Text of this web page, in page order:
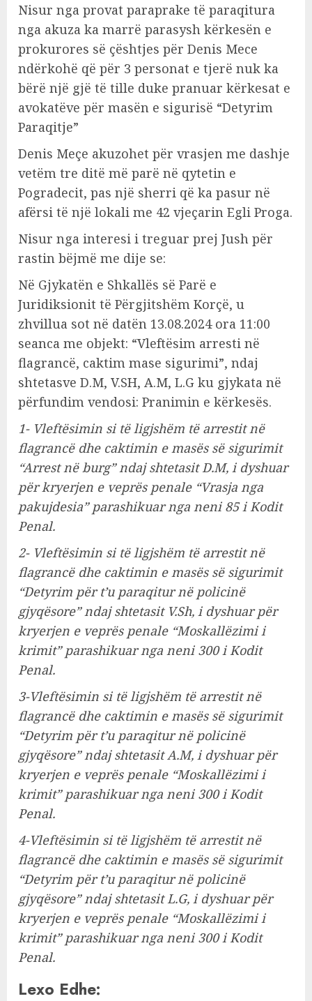
Nisur nga provat paraprake të paraqitura
nga akuza ka marrë parasysh kërkesën e
prokurores së çështjes për Denis Mece
ndërkohë që për 3 personat e tjerë nuk ka
bërë një gjë të tille duke pranuar kërkesat e
avokatëve për masën e sigurisë “Detyrim
Paraqitje”
Denis Meçe akuzohet për vrasjen me dashje
vetëm tre ditë më parë në qytetin e
Pogradecit, pas një sherri që ka pasur në
afërsi të një lokali me 42 vjeçarin Egli Proga.
Nisur nga interesi i treguar prej Jush për
rastin bëjmë me dije se:
Në Gjykatën e Shkallës së Parë e
Juridiksionit të Përgjitshëm Korçë, u
zhvillua sot në datën 13.08.2024 ora 11:00
seanca me objekt: “Vleftësim arresti në
flagrancë, caktim mase sigurimi”, ndaj
shtetasve D.M, V.SH, A.M, L.G ku gjykata në
përfundim vendosi: Pranimin e kërkesës.
1- Vleftësimin si të ligjshëm të arrestit në
flagrancë dhe caktimin e masës së sigurimit
“Arrest në burg” ndaj shtetasit D.M, i dyshuar
për kryerjen e veprës penale “Vrasja nga
pakujdesia” parashikuar nga neni 85 i Kodit
Penal.
2- Vleftësimin si të ligjshëm të arrestit në
flagrancë dhe caktimin e masës së sigurimit
“Detyrim për t’u paraqitur në policinë
gjyqësore” ndaj shtetasit V.Sh, i dyshuar për
kryerjen e veprës penale “Moskallëzimi i
krimit” parashikuar nga neni 300 i Kodit
Penal.
3-Vleftësimin si të ligjshëm të arrestit në
flagrancë dhe caktimin e masës së sigurimit
“Detyrim për t’u paraqitur në policinë
gjyqësore” ndaj shtetasit A.M, i dyshuar për
kryerjen e veprës penale “Moskallëzimi i
krimit” parashikuar nga neni 300 i Kodit
Penal.
4-Vleftësimin si të ligjshëm të arrestit në
flagrancë dhe caktimin e masës së sigurimit
“Detyrim për t’u paraqitur në policinë
gjyqësore” ndaj shtetasit L.G, i dyshuar për
kryerjen e veprës penale “Moskallëzimi i
krimit” parashikuar nga neni 300 i Kodit
Penal.
Lexo Edhe: